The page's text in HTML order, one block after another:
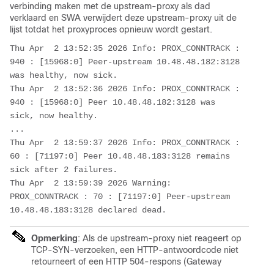
verbinding maken met de upstream-proxy als dad
verklaard en SWA verwijdert deze upstream-proxy uit de
lijst totdat het proxyproces opnieuw wordt gestart.
Thu Apr  2 13:52:35 2026 Info: PROX_CONNTRACK :
940 : [15968:0] Peer-upstream 10.48.48.182:3128
was healthy, now sick.
Thu Apr  2 13:52:36 2026 Info: PROX_CONNTRACK :
940 : [15968:0] Peer 10.48.48.182:3128 was
sick, now healthy.
...
Thu Apr  2 13:59:37 2026 Info: PROX_CONNTRACK :
60 : [71197:0] Peer 10.48.48.183:3128 remains
sick after 2 failures.
Thu Apr  2 13:59:39 2026 Warning:
PROX_CONNTRACK : 70 : [71197:0] Peer-upstream
10.48.48.183:3128 declared dead.
Opmerking: Als de upstream-proxy niet reageert op
TCP-SYN-verzoeken, een HTTP-antwoordcode niet
retourneert of een HTTP 504-respons (Gateway